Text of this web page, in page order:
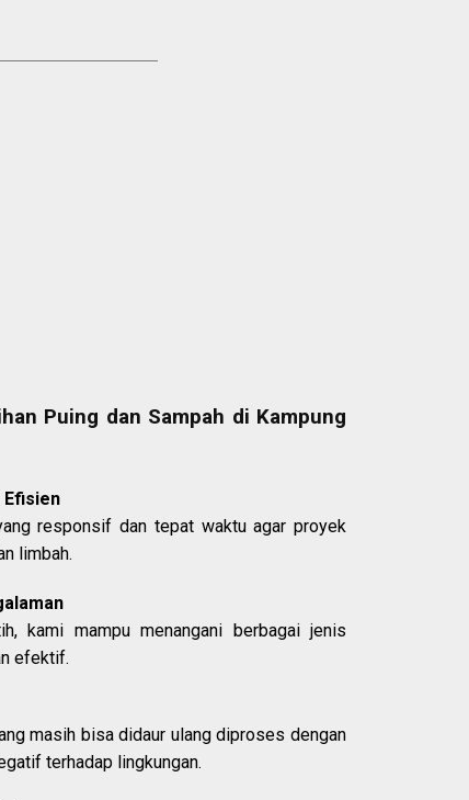
Puing dan Sampah di Kampung
Efisien
responsif dan tepat waktu agar proyek
limbah.
kami mampu menangani berbagai jenis
efektif.
masih bisa didaur ulang diproses dengan
terhadap lingkungan.